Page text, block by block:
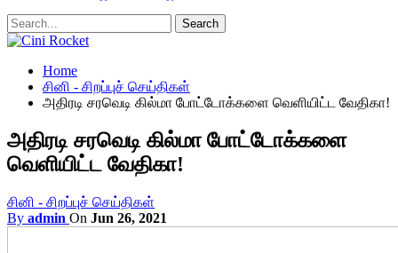
Home
சினி - சிறப்புச் செய்திகள்
அதிரடி சரவெடி கில்மா போட்டோக்களை வெளியிட்ட வேதிகா!
அதிரடி சரவெடி கில்மா போட்டோக்களை
வெளியிட்ட வேதிகா!
சினி - சிறப்புச் செய்திகள்
By admin On Jun 26, 2021